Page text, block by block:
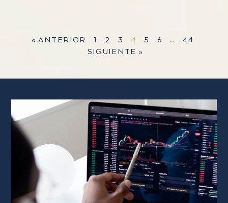
« ANTERIOR 1 2 3 4 5 6 …
44
SIGUIENTE »